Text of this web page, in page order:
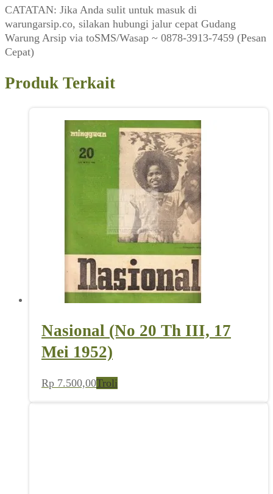
CATATAN: Jika Anda sulit untuk masuk di
warungarsip.co, silakan hubungi jalur cepat Gudang
Warung Arsip via toSMS/Wasap ~ 0878-3913-7459 (Pesan
Cepat)
Produk Terkait
Nasional (No 20 Th III, 17
Mei 1952)
Rp 7.500,00Troli